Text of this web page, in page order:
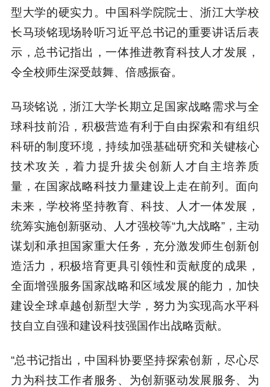
型大学的硬实力。中国科学院院士、浙江大学校
长马琰铭现场聆听习近平总书记的重要讲话后表
示，总书记指出，一体推进教育科技人才发展，
令全校师生深受鼓舞、倍感振奋。
马琰铭说，浙江大学长期立足国家战略需求与全
球科技前沿，积极营造有利于自由探索和有组织
科研的制度环境，持续加强基础研究和关键核心
技术攻关，着力提升拔尖创新人才自主培养质
量，在国家战略科技力量建设上走在前列。面向
未来，学校将坚持教育、科技、人才一体发展，
统筹实施创新驱动、人才强校等“九大战略”，主动
谋划和承担国家重大任务，充分激发师生创新创
造活力，积极培育更具引领性和贡献度的成果，
全面增强服务国家战略和区域发展的能力，加快
建设全球卓越创新型大学，努力为实现高水平科
技自立自强和建设科技强国作出战略贡献。
“总书记指出，中国科协要坚持探索创新，尽心尽
力为科技工作者服务、为创新驱动发展服务、为